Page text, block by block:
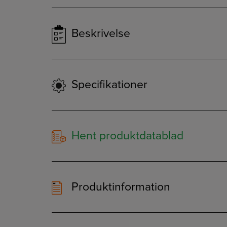
Beskrivelse
Specifikationer
Hent produktdatablad
Produktinformation